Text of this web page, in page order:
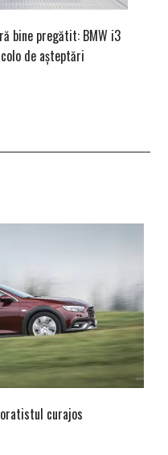
bine pregătit: BMW i3
de așteptări
curajos